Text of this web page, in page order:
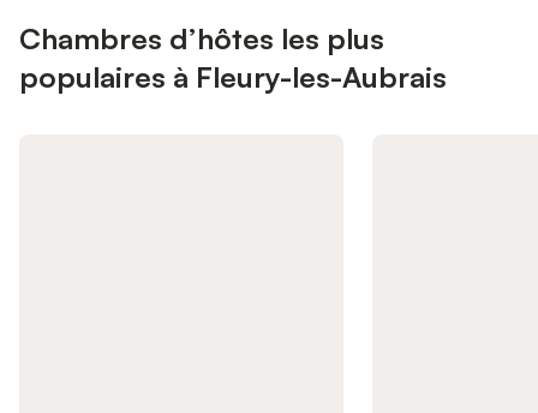
Chambres d’hôtes les plus
populaires à Fleury-les-Aubrais